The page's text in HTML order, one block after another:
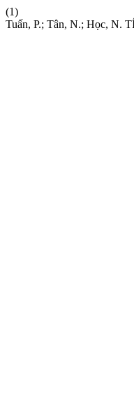
(1)
Tuấn, P.; Tân, N.; Học,